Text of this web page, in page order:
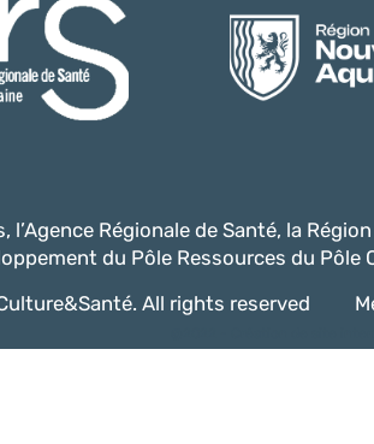
l’Agence Régionale de Santé, la
du Pôle Ressources du
All rights reserved